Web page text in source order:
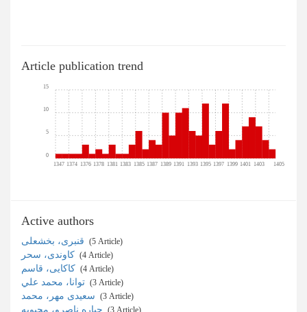
Article publication trend
1347 1374 1376 1378 1381 1383 1385 1387 1389 1391 1393 1395 1397 1399 1401 1403 1405
0
5
10
15
Active authors
‎ (5 Article)
‎ (4 Article)
‎ (4 Article)
‎ (3 Article)
‎ (3 Article)
‎ (3 Article)